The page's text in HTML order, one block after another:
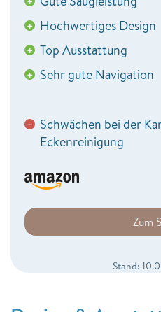
+ Hochwertiges Design
+ Top Ausstattung
+ Sehr gute Navigation
− Schwächen bei der
Eckenreinigung
Zum
Stand: